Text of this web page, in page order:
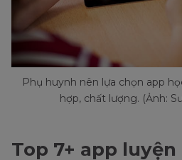
Phụ huynh nên lựa chọn app
hợp, chất lượng. (Ảnh:
Top 7+ app